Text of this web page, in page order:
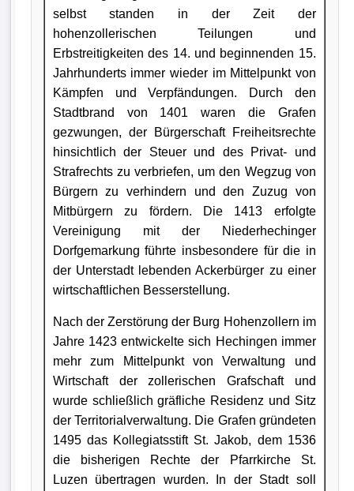
selbst standen in der Zeit der
hohenzollerischen Teilungen und
Erbstreitigkeiten des 14. und beginnenden 15.
Jahrhunderts immer wieder im Mittelpunkt von
Kämpfen und Verpfändungen. Durch den
Stadtbrand von 1401 waren die Grafen
gezwungen, der Bürgerschaft Freiheitsrechte
hinsichtlich der Steuer und des Privat- und
Strafrechts zu verbriefen, um den Wegzug von
Bürgern zu verhindern und den Zuzug von
Mitbürgern zu fördern. Die 1413 erfolgte
Vereinigung mit der Niederhechinger
Dorfgemarkung führte insbesondere für die in
der Unterstadt lebenden Ackerbürger zu einer
wirtschaftlichen Besserstellung.
Nach der Zerstörung der Burg Hohenzollern im
Jahre 1423 entwickelte sich Hechingen immer
mehr zum Mittelpunkt von Verwaltung und
Wirtschaft der zollerischen Grafschaft und
wurde schließlich gräfliche Residenz und Sitz
der Territorialverwaltung. Die Grafen gründeten
1495 das Kollegiatsstift St. Jakob, dem 1536
die bisherigen Rechte der Pfarrkirche St.
Luzen übertragen wurden. In der Stadt soll